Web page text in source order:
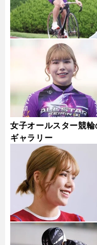
女子オールスター競
ギャラリー